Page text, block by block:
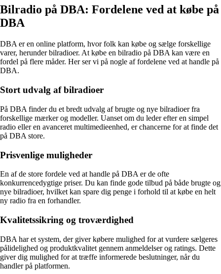
Bilradio på DBA: Fordelene ved at købe på
DBA
DBA er en online platform, hvor folk kan købe og sælge forskellige
varer, herunder bilradioer. At købe en bilradio på DBA kan være en
fordel på flere måder. Her ser vi på nogle af fordelene ved at handle på
DBA.
Stort udvalg af bilradioer
På DBA finder du et bredt udvalg af brugte og nye bilradioer fra
forskellige mærker og modeller. Uanset om du leder efter en simpel
radio eller en avanceret multimedieenhed, er chancerne for at finde det
på DBA store.
Prisvenlige muligheder
En af de store fordele ved at handle på DBA er de ofte
konkurrencedygtige priser. Du kan finde gode tilbud på både brugte og
nye bilradioer, hvilket kan spare dig penge i forhold til at købe en helt
ny radio fra en forhandler.
Kvalitetssikring og troværdighed
DBA har et system, der giver købere mulighed for at vurdere sælgeres
pålidelighed og produktkvalitet gennem anmeldelser og ratings. Dette
giver dig mulighed for at træffe informerede beslutninger, når du
handler på platformen.